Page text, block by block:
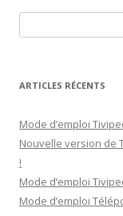
ARTICLES RÉCENTS
Mode d’emploi
Nouvelle version de
!
Mode d’emploi
Mode d’emploi